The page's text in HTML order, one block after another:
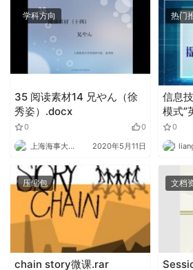
学科方向
35 阅读素材14 兄やん（徐
秀姿）.docx
0 0
上海海事大学外语 2020年5月11日
热门
信息
模式”
0
压缩包
chain story微课.rar
文档